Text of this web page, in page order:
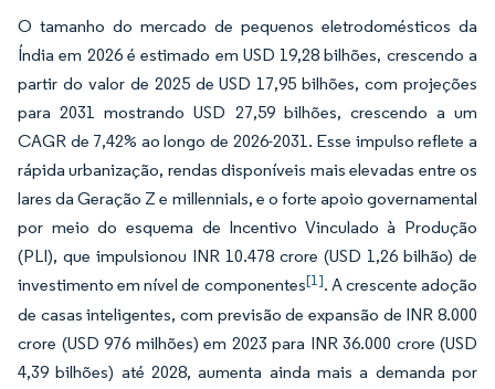
O tamanho do mercado de pequenos eletrodomésticos da
Índia em 2026 é estimado em USD 19,28 bilhões, crescendo a
partir do valor de 2025 de USD 17,95 bilhões, com projeções
para 2031 mostrando USD 27,59 bilhões, crescendo a um
CAGR de 7,42% ao longo de 2026-2031. Esse impulso reflete a
rápida urbanização, rendas disponíveis mais elevadas entre os
lares da Geração Z e millennials, e o forte apoio governamental
por meio do esquema de Incentivo Vinculado à Produção
(PLI), que impulsionou INR 10.478 crore (USD 1,26 bilhão) de
investimento em nível de componentes[1]. A crescente adoção
de casas inteligentes, com previsão de expansão de INR 8.000
crore (USD 976 milhões) em 2023 para INR 36.000 crore (USD
4,39 bilhões) até 2028, aumenta ainda mais a demanda por